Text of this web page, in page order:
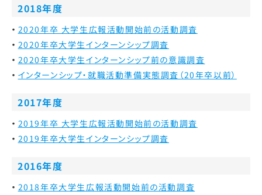
2018年度
2020年卒 大学生広報活動開始前の活動調査
2020年卒大学生インターンシップ調査
2020年卒大学生インターンシップ前の意識調査
インターンシップ・就職活動準備実態調査（20年卒以前）
2017年度
2019年卒 大学生広報活動開始前の活動調査
2019年卒大学生インターンシップ調査
2016年度
2018年卒大学生広報活動開始前の活動調査